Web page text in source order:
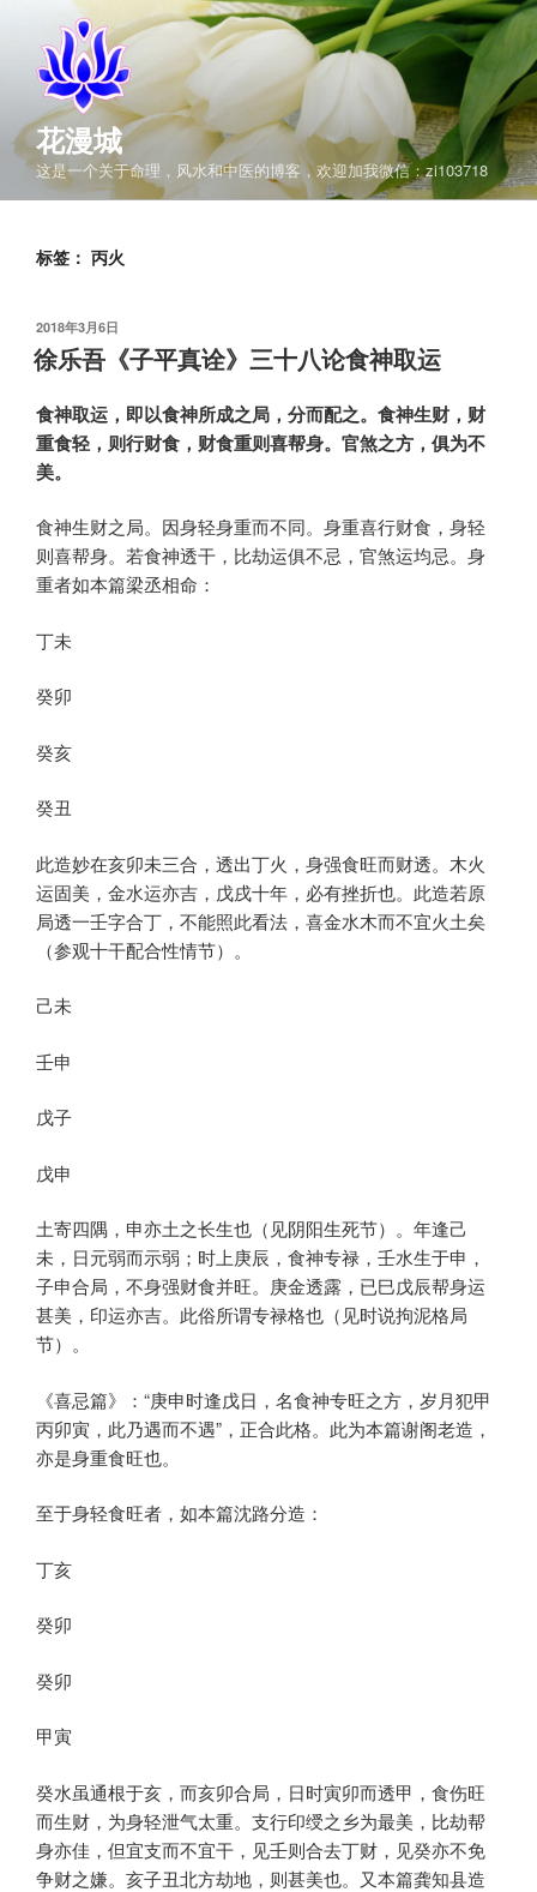
花漫城
这是一个关于命理，风水和中医的博客，欢迎加我微信：zi103718
标签： 丙火
发
布
于
2018年3月6日
徐乐吾《子平真诠》三十八论食神取运
食神取运，即以食神所成之局，分而配之。食神生财，财
重食轻，则行财食，财食重则喜帮身。官煞之方，俱为不
美。
食神生财之局。因身轻身重而不同。身重喜行财食，身轻
则喜帮身。若食神透干，比劫运俱不忌，官煞运均忌。身
重者如本篇梁丞相命：
丁未
癸卯
癸亥
癸丑
此造妙在亥卯未三合，透出丁火，身强食旺而财透。木火
运固美，金水运亦吉，戊戌十年，必有挫折也。此造若原
局透一壬字合丁，不能照此看法，喜金水木而不宜火土矣
（参观十干配合性情节）。
己未
壬申
戊子
戊申
土寄四隅，申亦土之长生也（见阴阳生死节）。年逢己
未，日元弱而示弱；时上庚辰，食神专禄，壬水生于申，
子申合局，不身强财食并旺。庚金透露，已巳戊辰帮身运
甚美，印运亦吉。此俗所谓专禄格也（见时说拘泥格局
节）。
《喜忌篇》：“庚申时逢戊日，名食神专旺之方，岁月犯甲
丙卯寅，此乃遇而不遇”，正合此格。此为本篇谢阁老造，
亦是身重食旺也。
至于身轻食旺者，如本篇沈路分造：
丁亥
癸卯
癸卯
甲寅
癸水虽通根于亥，而亥卯合局，日时寅卯而透甲，食伤旺
而生财，为身轻泄气太重。支行印绶之乡为最美，比劫帮
身亦佳，但宜支而不宜干，见壬则合去丁财，见癸亦不免
争财之嫌。亥子丑北方劫地，则甚美也。又本篇龚知县造